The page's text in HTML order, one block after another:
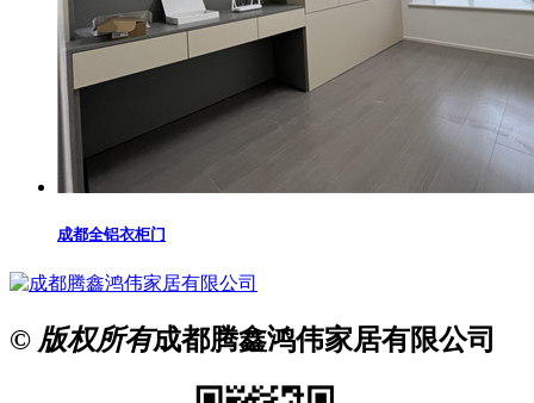
成都全铝衣柜门
© 版权所有成都腾鑫鸿伟家居有限公司